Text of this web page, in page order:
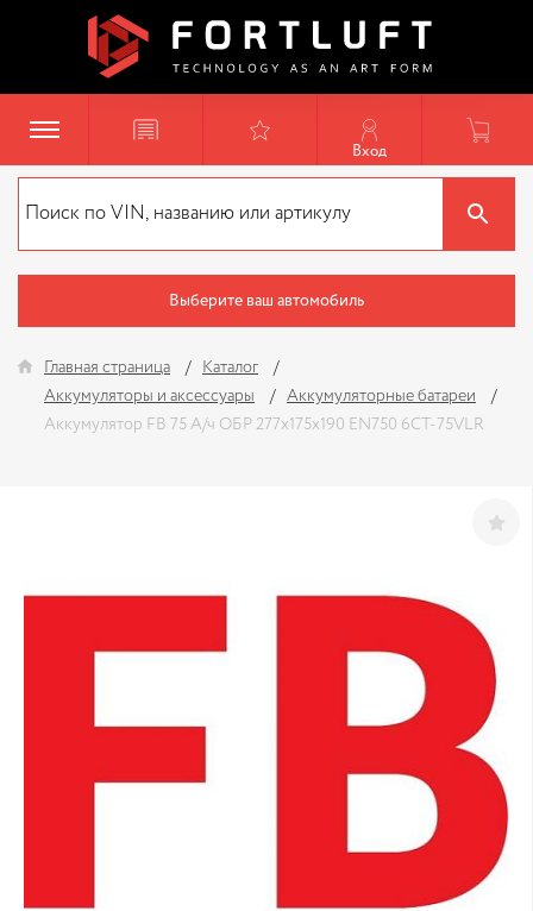
Вход
Выберите ваш автомобиль
Главная страница
Каталог
Аккумуляторы и аксессуары
Аккумуляторные батареи
Аккумулятор FB 75 А/ч ОБР 277х175х190 EN750 6CT-75VLR